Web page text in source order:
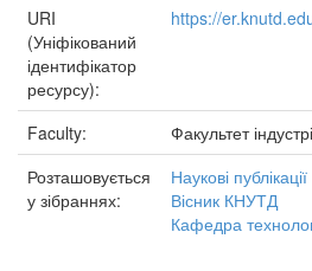
URI
(Уніфікований
ідентифікатор
ресурсу):
https://
Faculty:
Факультет
Розташовується
у зібраннях:
Наукові публікації
Вісник КНУТД
Кафедра